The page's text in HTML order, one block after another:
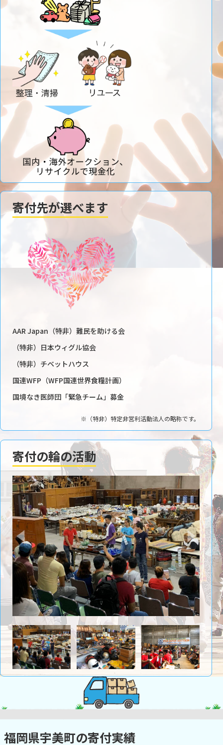
寄付先が選べます
AAR Japan（特非）難民を助ける会
（特非）日本ウィグル協会
（特非）チベットハウス
国連WFP（WFP国連世界食糧計画）
国境なき医師団「緊急チーム」募金
※（特非）特定非営利活動法人の略称です。
寄付の輪の活動
福岡県宇美町の寄付実績